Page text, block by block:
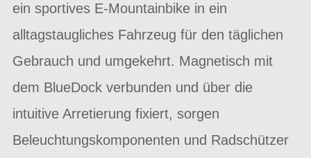
ein sportives E-Mountainbike in ein
alltagstaugliches Fahrzeug für den täglichen
Gebrauch und umgekehrt. Magnetisch mit
dem BlueDock verbunden und über die
intuitive Arretierung fixiert, sorgen
Beleuchtungskomponenten und Radschützer